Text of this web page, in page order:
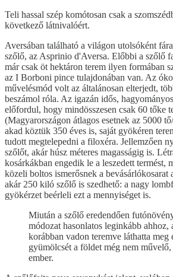
Teli hassal szép komótosan csak a
következő látnivalóért.
Aversában található a világon utolsóként
szőlő, az Asprinio d'Aversa. Előbbi a szőlő
már csak öt hektáron terem ilyen formában
az I Borboni pince tulajdonában van. Az
művelésmód volt az általánosan elterjedt,
beszámol róla. Az igazán idős,
előfordul, hogy mindösszesen csak 60 tőke
(Magyarországon átlagos esetnek az 5000
akad köztük 350 éves is, saját gyökéren
tudott megtelepedni a filoxéra. Jellemzően
szőlőt, akár húsz méteres magasságig is.
kosárkákban engedik le a leszedett termést,
közeli boltos ismerősnek a
akár 250 kiló szőlő is szedhető: a nagy
gyökérzet beérleli ezt a mennyiséget is.
Miután a szőlő eredendően
módozat hasonlatos leginkább ahhoz,
korábban vadon teremve láthatta meg
gyümölcsét a földet még nem
ember.